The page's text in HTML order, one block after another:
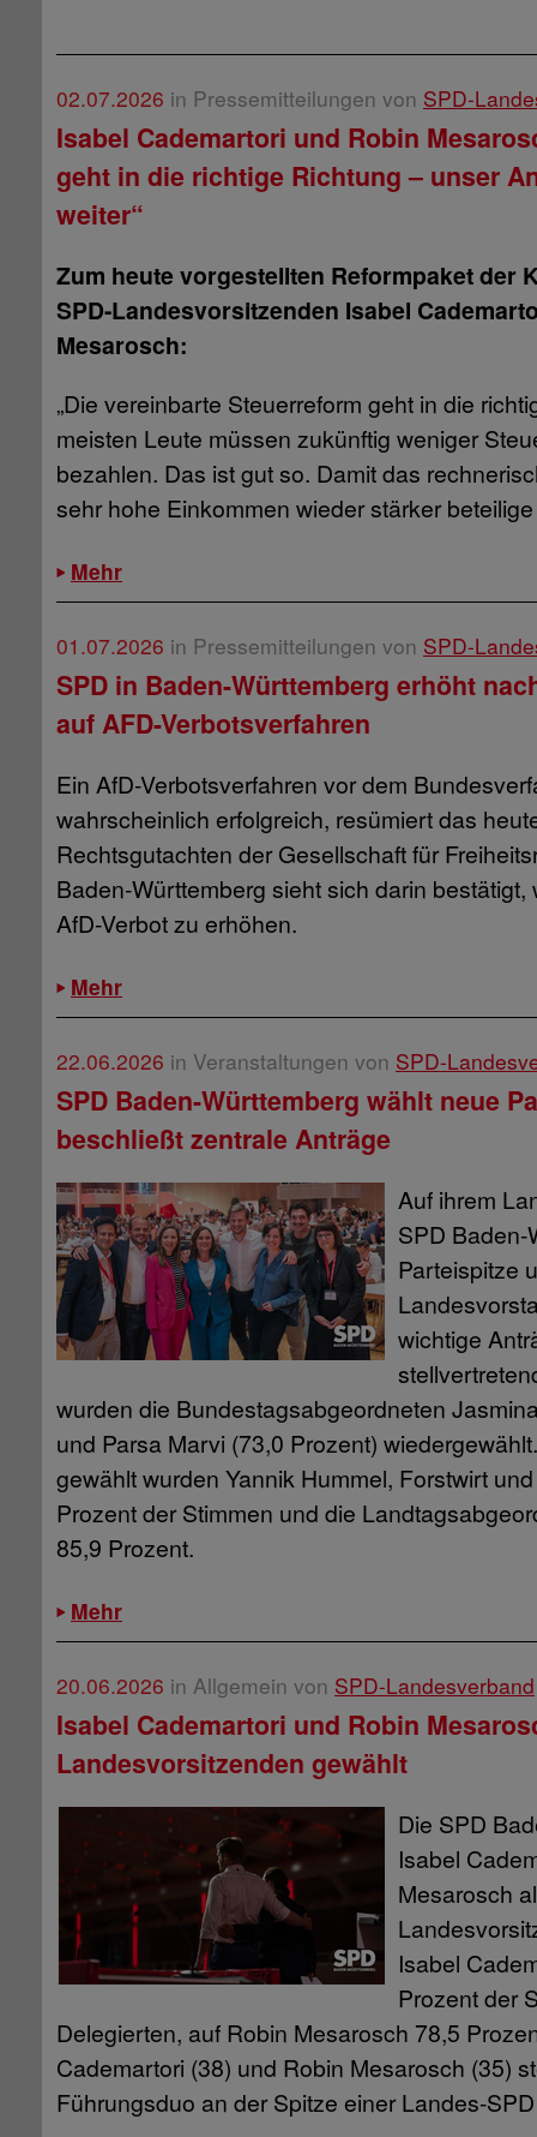
02.07.2026 in Pressemitteilungen von SPD-
Isabel Cademartori und Robin
geht in die richtige Richtung – unser
weiter“
Zum heute vorgestellten Reformpaket der
SPD-Landesvorsitzenden Isabel
Mesarosch:
„Die vereinbarte Steuerreform geht in die
meisten Leute müssen zukünftig weniger
bezahlen. Das ist gut so. Damit das
sehr hohe Einkommen wieder stärker beteilige
Mehr
01.07.2026 in Pressemitteilungen von SPD-
SPD in Baden-Württemberg erhöht
auf AFD-Verbotsverfahren
Ein AfD-Verbotsverfahren vor dem
wahrscheinlich erfolgreich, resümiert das
Rechtsgutachten der Gesellschaft für
Baden-Württemberg sieht sich darin
AfD-Verbot zu erhöhen.
Mehr
22.06.2026 in Veranstaltungen von SPD-
SPD Baden-Württemberg wählt neue
beschließt zentrale Anträge
Auf ihrem
SPD Baden-
Parteispitze
wichtige
wurden die Bundestagsabgeordneten
und Parsa Marvi (73,0 Prozent)
gewählt wurden Yannik Hummel, Forstwirt
Prozent der Stimmen und die
85,9 Prozent.
Mehr
20.06.2026 in Allgemein von SPD-Landesverband
Isabel Cademartori und Robin
Landesvorsitzenden gewählt
Die SPD
Isabel
Mesarosch
Isabel
Prozent der
Delegierten, auf Robin Mesarosch 78,5
Cademartori (38) und Robin Mesarosch (35)
Führungsduo an der Spitze einer Landes-